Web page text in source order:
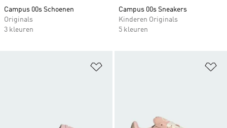
Campus 00s Schoenen
Originals
3 kleuren
Campus 00s Sneakers
Kinderen Originals
5 kleuren